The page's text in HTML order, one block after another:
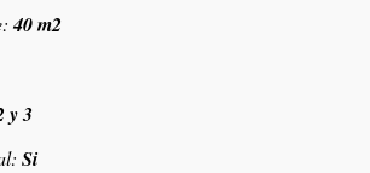
40 m2
y 3
Si